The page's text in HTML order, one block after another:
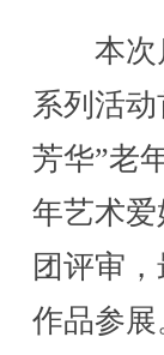
本次启
系列活
芳华”老
年艺术
团评审
作品参